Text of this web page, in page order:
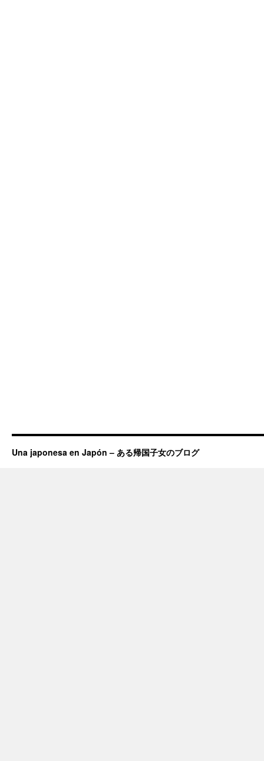
Una japonesa en Japón – ある帰国子女のブログ